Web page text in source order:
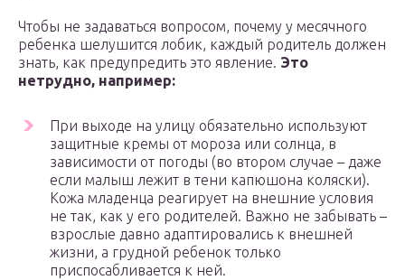
Чтобы не задаваться вопросом, почему у месячного
ребенка шелушится лобик, каждый родитель должен
знать, как предупредить это явление. Это
нетрудно, например:
При выходе на улицу обязательно используют
защитные кремы от мороза или солнца, в
зависимости от погоды (во втором случае – даже
если малыш лежит в тени капюшона коляски).
Кожа младенца реагирует на внешние условия
не так, как у его родителей. Важно не забывать –
взрослые давно адаптировались к внешней
жизни, а грудной ребенок только
приспосабливается к ней.